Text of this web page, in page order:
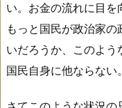
い。お金の流れに目を
もっと国民が政治家
いだろうか、このよ
国民自身に他ならない。